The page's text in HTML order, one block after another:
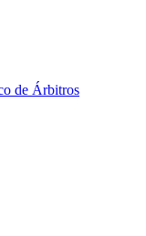
de Árbitros